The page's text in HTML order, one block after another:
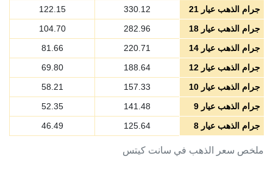
ملخص سعر الذهب في سانت كيتس
جرام الذهب عيار 21
330.12
122.15
جرام الذهب عيار 18
282.96
104.70
جرام الذهب عيار 14
220.71
81.66
جرام الذهب عيار 12
188.64
69.80
جرام الذهب عيار 10
157.33
58.21
جرام الذهب عيار 9
141.48
52.35
جرام الذهب عيار 8
125.64
46.49